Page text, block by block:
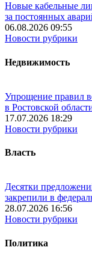
Новые кабельные
за постоянных
06.08.2026 09:55
Новости рубрики
Недвижимость
Упрощение правил
в Ростовской
17.07.2026 18:29
Новости рубрики
Власть
Десятки
закрепили в
28.07.2026 16:56
Новости рубрики
Политика